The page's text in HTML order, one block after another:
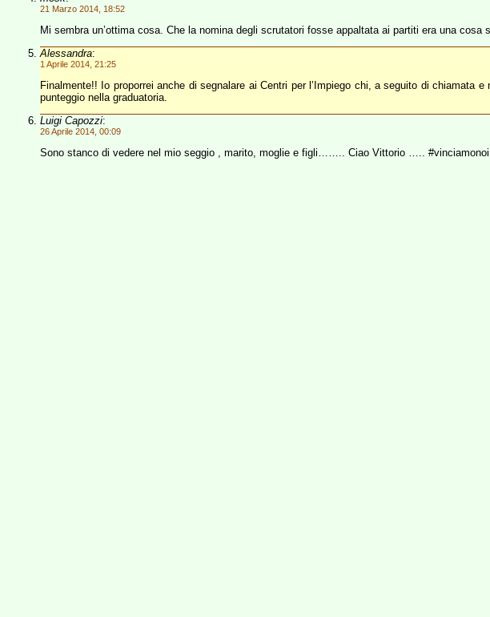
21 Marzo 2014, 18:52
Mi sembra un’ottima cosa. Che la nomina degli scrutatori fosse appaltata ai partiti era una cosa
Alessandra:
1 Aprile 2014, 21:25
Finalmente!! Io proporrei anche di segnalare ai Centri per l’Impiego chi, a seguito di
punteggio nella graduatoria.
Luigi Capozzi:
26 Aprile 2014, 00:09
Sono stanco di vedere nel mio seggio , marito, moglie e figli…….. Ciao Vittorio ….. #vinciamonoi